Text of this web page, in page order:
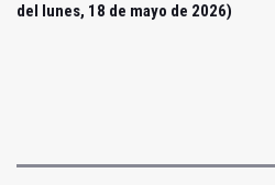
del lunes, 18 de mayo de 2026)